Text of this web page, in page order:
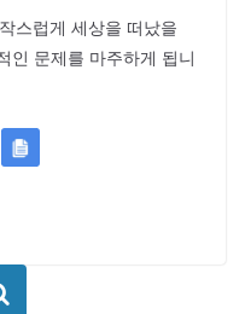
스럽게 세상을 떠났을
인 문제를 마주하게 됩니